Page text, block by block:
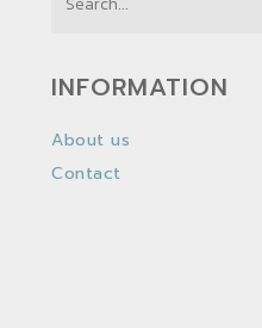
INFORMATION
About us
Contact